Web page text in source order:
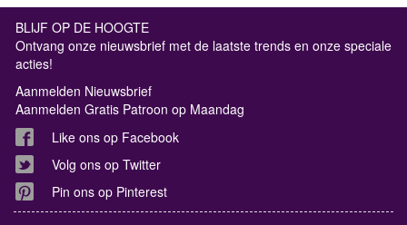
BLIJF OP DE HOOGTE
Ontvang onze nieuwsbrief met de laatste trends en onze speciale
acties!
Aanmelden Nieuwsbrief
Aanmelden Gratis Patroon op Maandag
Like ons op Facebook
Volg ons op Twitter
Pin ons op Pinterest